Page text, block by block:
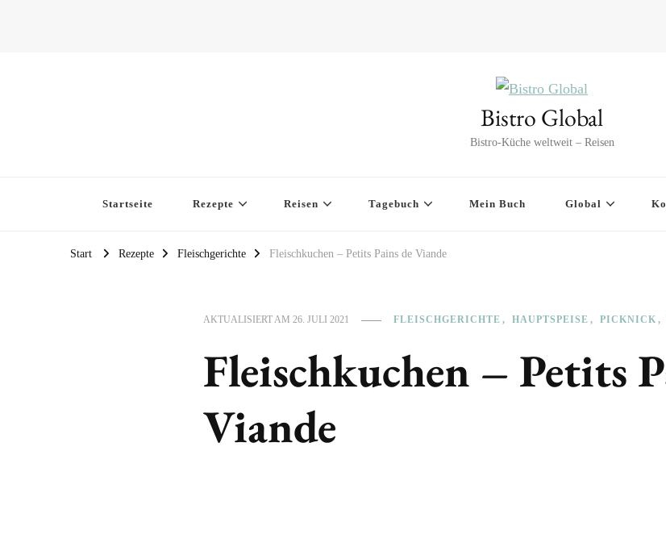
Bistro Global
Bistro-Küche weltweit – Reisen
Startseite Rezepte Reisen Tagebuch Mein Buch Global
Start Rezepte Fleischgerichte Fleischkuchen – Petits Pains de Viande
AKTUALISIERT AM 26. JULI 2021 FLEISCHGERICHTE HAUPTSPEISE PICKNICK
Fleischkuchen – Petits
Viande